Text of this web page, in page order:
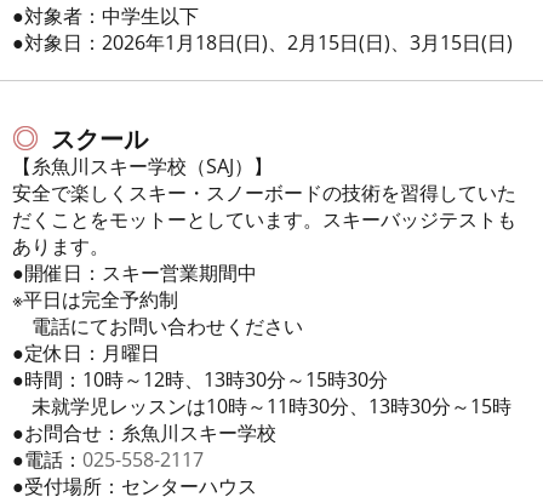
●対象者：中学生以下
●対象日：2026年1月18日(日)、2月15日(日)、3月15日(日)
スクール
【糸魚川スキー学校（SAJ）】
安全で楽しくスキー・スノーボードの技術を習得していた
だくことをモットーとしています。スキーバッジテストも
あります。
●開催日：スキー営業期間中
※平日は完全予約制
電話にてお問い合わせください
●定休日：月曜日
●時間：10時～12時、13時30分～15時30分
未就学児レッスンは10時～11時30分、13時30分～15時
●お問合せ：糸魚川スキー学校
●電話： 025-558-2117
●受付場所：センターハウス